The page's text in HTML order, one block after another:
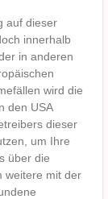
auf dieser
innerhalb
in anderen
wird die
den USA
dieser
um Ihre
über die
weitere mit der